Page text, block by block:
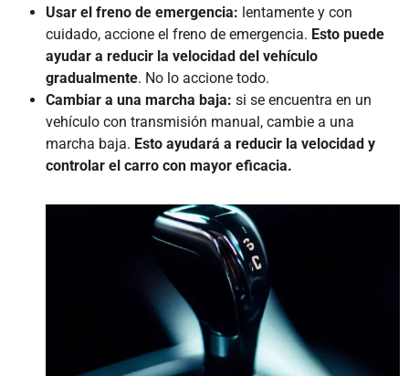
Usar el freno de emergencia: lentamente y con
cuidado, accione el freno de emergencia. Esto puede
ayudar a reducir la velocidad del vehículo
gradualmente. No lo accione todo.
Cambiar a una marcha baja: si se encuentra en un
vehículo con transmisión manual, cambie a una
marcha baja. Esto ayudará a reducir la velocidad y
controlar el carro con mayor eficacia.